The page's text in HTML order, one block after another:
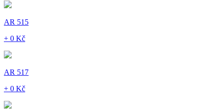
AR 515
+ 0 Kč
AR 517
+ 0 Kč